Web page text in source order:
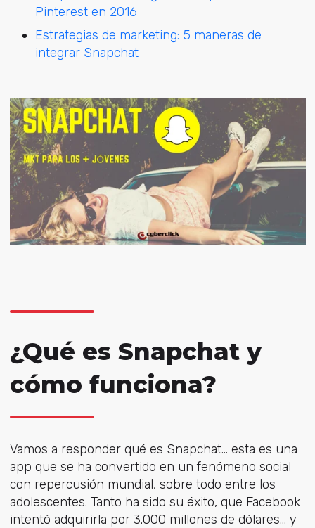
Pinterest en 2016
Estrategias de marketing: 5 maneras de
integrar Snapchat
¿Qué es Snapchat y
cómo funciona?
Vamos a responder qué es Snapchat... esta es una
app que se ha convertido en un fenómeno social
con repercusión mundial, sobre todo entre los
adolescentes. Tanto ha sido su éxito, que Facebook
intentó adquirirla por 3.000 millones de dólares... y